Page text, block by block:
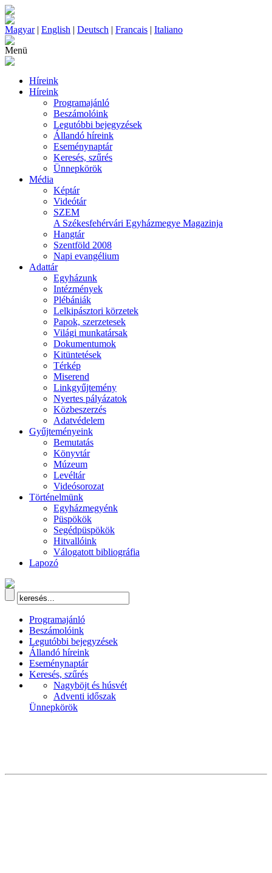
Magyar| English | Deutsch | Francais | Italiano
Menü
Híreink
Híreink
Programajánló
Beszámolóink
Legutóbbi bejegyzések
Állandó híreink
Eseménynaptár
Keresés, szűrés
Ünnepkörök
Média
Képtár
Videótár
SZEM
A Székesfehérvári Egyházmegye Magazinja
Hangtár
Szentföld 2008
Napi evangélium
Adattár
Egyházunk
Intézmények
Plébániák
Lelkipásztori körzetek
Papok, szerzetesek
Világi munkatársak
Dokumentumok
Kitüntetések
Térkép
Miserend
Linkgyűjtemény
Nyertes pályázatok
Közbeszerzés
Adatvédelem
Gyűjteményeink
Bemutatás
Könyvtár
Múzeum
Levéltár
Videósorozat
Történelmünk
Egyházmegyénk
Püspökök
Segédpüspökök
Hitvallóink
Válogatott bibliográfia
Lapozó
Programajánló
Beszámolóink
Legutóbbi bejegyzések
Állandó híreink
Eseménynaptár
Keresés, szűrés
Nagyböjt és húsvét
Adventi időszak
Ünnepkörök